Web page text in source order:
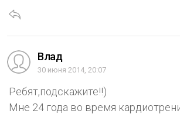
Влад
30 июня 2014, 20:07
Ребят,подскажите!!)
Мне 24 года во время